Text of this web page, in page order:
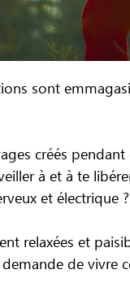
sont
créés pendant
à et à te
et électrique ?
relaxées et
de vivre